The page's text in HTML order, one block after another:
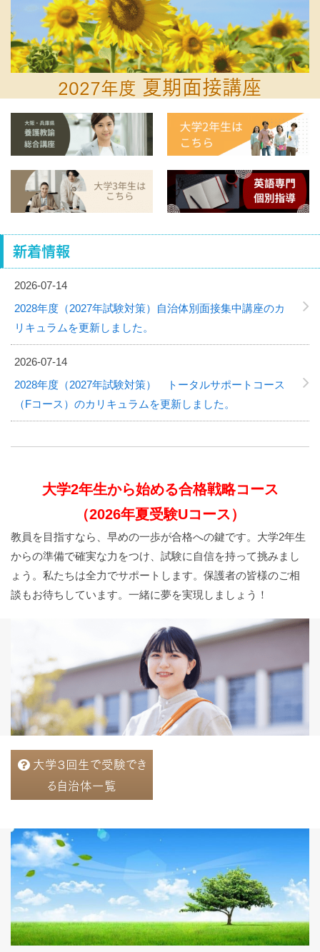
2027年度 夏期面接講座
新着情報
2026-07-14
2028年度（2027年試験対策）自治体別面接集中講座のカ
リキュラムを更新しました。
2026-07-14
2028年度（2027年試験対策） トータルサポートコース
（Fコース）のカリキュラムを更新しました。
大学2年生から始める合格戦略コース
（2026年夏受験Uコース）
教員を目指すなら、早めの一歩が合格への鍵です。大学2年生
からの準備で確実な力をつけ、試験に自信を持って挑みまし
ょう。私たちは全力でサポートします。保護者の皆様のご相
談もお待ちしています。一緒に夢を実現しましょう！
大学３回生で受験でき
る自治体一覧